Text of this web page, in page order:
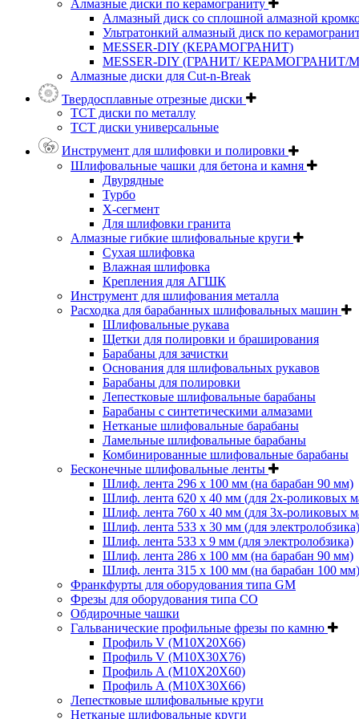
Алмазные диски по керамограниту
Алмазный диск со сплошной алмазной
Ультратонкий алмазный диск по
MESSER-DIY (КЕРАМОГРАНИТ)
MESSER-DIY (ГРАНИТ/ КЕРАМОГРАНИТ/
Алмазные диски для Cut-n-Break
Твердосплавные отрезные диски
ТСТ диски по металлу
ТСТ диски универсальные
Инструмент для шлифовки и полировки
Шлифовальные чашки для бетона и камня
Двурядные
Турбо
Х-сегмент
Для шлифовки гранита
Алмазные гибкие шлифовальные круги
Cухая шлифовка
Влажная шлифовка
Крепления для АГШК
Инструмент для шлифования металла
Расходка для барабанных шлифовальных машин
Шлифовальные рукава
Щетки для полировки и браширования
Барабаны для зачистки
Основания для шлифовальных рукавов
Барабаны для полировки
Лепестковые шлифовальные барабаны
Барабаны с синтетическими алмазами
Нетканые шлифовальные барабаны
Ламельные шлифовальные барабаны
Комбинированные шлифовальные барабаны
Бесконечные шлифовальные ленты
Шлиф. лента 296 х 100 мм (на барабан 90 мм)
Шлиф. лента 620 х 40 мм (для 2х-роликовых
Шлиф. лента 760 х 40 мм (для 3х-роликовых
Шлиф. лента 533 х 30 мм (для электролобзика)
Шлиф. лента 533 х 9 мм (для электролобзика)
Шлиф. лента 286 х 100 мм (на барабан 90 мм)
Шлиф. лента 315 х 100 мм (на барабан 100 мм)
Франкфурты для оборудования типа GM
Фрезы для оборудования типа СО
Обдирочные чашки
Гальванические профильные фрезы по камню
Профиль V (M10X20X66)
Профиль V (M10X30X76)
Профиль А (М10Х20Х60)
Профиль А (М10Х30Х66)
Лепестковые шлифовальные круги
Нетканые шлифовальные круги